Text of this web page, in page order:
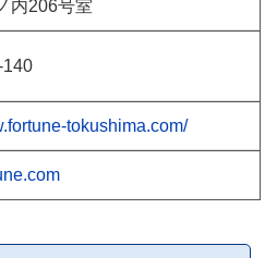
内206号室
140
tokushima.com/